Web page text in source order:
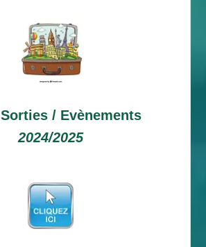
Sorties / Evènements
2024/2025